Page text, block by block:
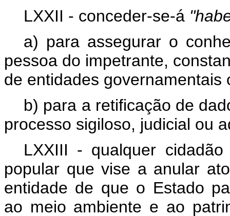
LXXII - conceder-se-á
a) para assegurar o
pessoa do impetrante,
de entidades governamentais
b) para a retificação de
processo sigiloso, judicial ou
LXXIII - qualquer
popular que vise a anular
entidade de que o Estado
ao meio ambiente e ao